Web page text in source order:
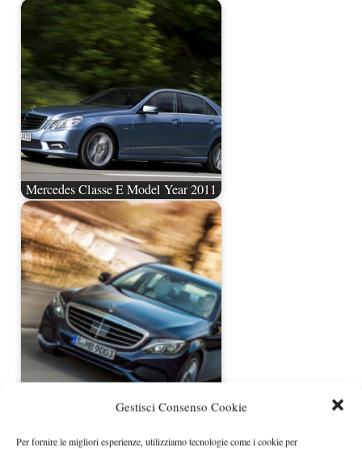
Gestisci Consenso Cookie
Per fornire le migliori esperienze, utilizziamo tecnologie come i cookie per
Mercedes Classe E Model Year 2011